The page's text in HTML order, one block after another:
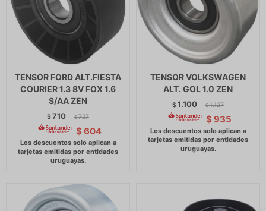
TENSOR FORD ALT.FIESTA
COURIER 1.3 8V FOX 1.6
S/AA ZEN
$710 $ 727
$ 604
TENSOR VOLKSWAGEN
ALT. GOL 1.0 ZEN
$1.100 $ 1.127
$ 935